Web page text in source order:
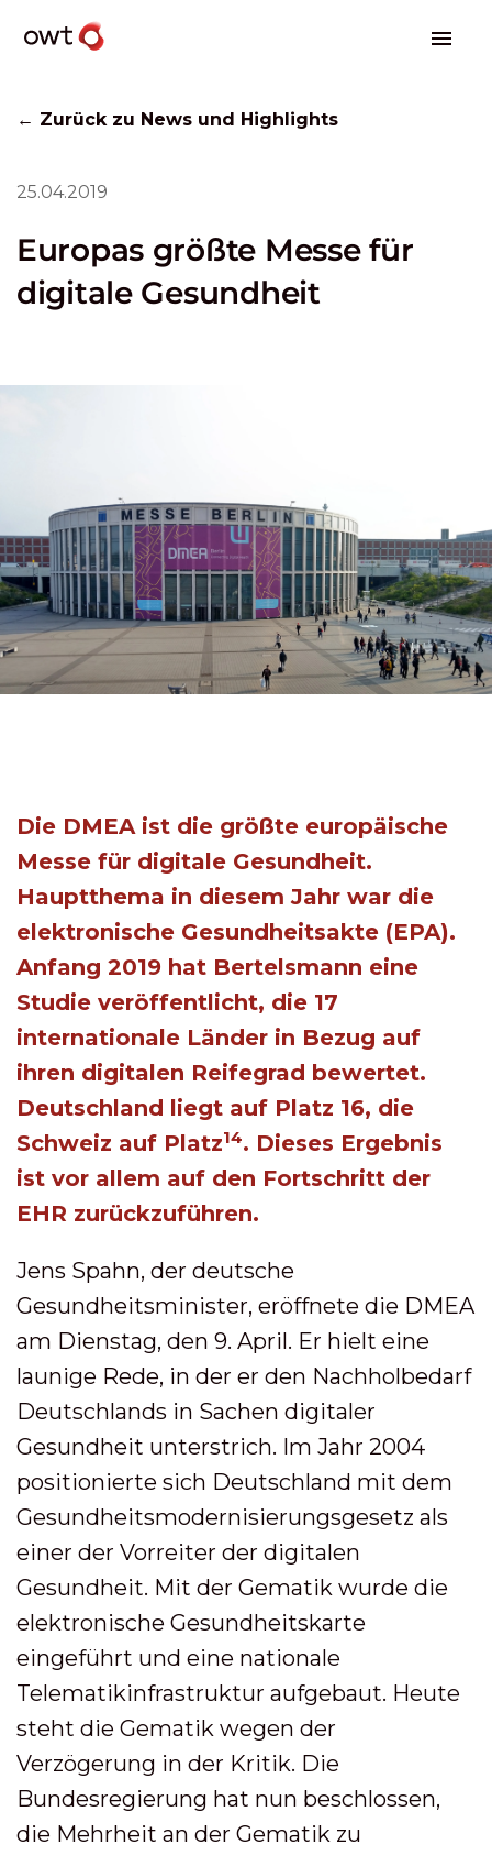
← Zurück zu News und Highlights
25.04.2019
Europas größte Messe für
digitale Gesundheit
Die DMEA ist die größte europäische
Messe für digitale Gesundheit.
Hauptthema in diesem Jahr war die
elektronische Gesundheitsakte (EPA).
Anfang 2019 hat Bertelsmann eine
Studie veröffentlicht, die 17
internationale Länder in Bezug auf
ihren digitalen Reifegrad bewertet.
Deutschland liegt auf Platz 16, die
Schweiz auf Platz14. Dieses Ergebnis
ist vor allem auf den Fortschritt der
EHR zurückzuführen.
Jens Spahn, der deutsche
Gesundheitsminister, eröffnete die DMEA
am Dienstag, den 9. April. Er hielt eine
launige Rede, in der er den Nachholbedarf
Deutschlands in Sachen digitaler
Gesundheit unterstrich. Im Jahr 2004
positionierte sich Deutschland mit dem
Gesundheitsmodernisierungsgesetz als
einer der Vorreiter der digitalen
Gesundheit. Mit der Gematik wurde die
elektronische Gesundheitskarte
eingeführt und eine nationale
Telematikinfrastruktur aufgebaut. Heute
steht die Gematik wegen der
Verzögerung in der Kritik. Die
Bundesregierung hat nun beschlossen,
die Mehrheit an der Gematik zu